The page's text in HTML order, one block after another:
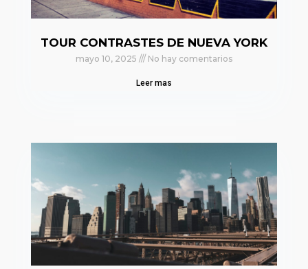
TOUR CONTRASTES DE NUEVA YORK
mayo 10, 2025 No hay comentarios
Leer mas